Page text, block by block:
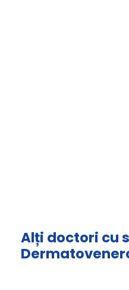
Alți doctori cu